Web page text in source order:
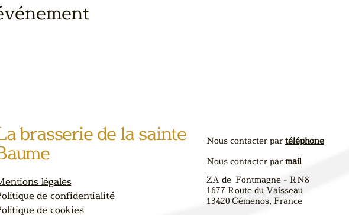
brasserie de la sainte
légales
de confidentialité
de cookies
Nous contacter par téléphone
Nous contacter par mail
ZA de Fontmagne - RN8
1677 Route du Vaisseau
13420 Gémenos, France